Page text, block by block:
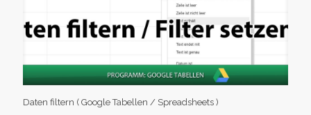
Daten filtern ( Google Tabellen / Spreadsheets )